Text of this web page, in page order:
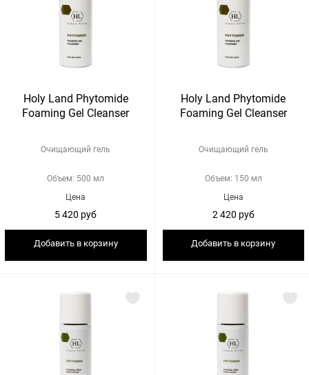
120
Holy Land Phytomide
Foaming Gel Cleanser
Очищающий гель
Объем: 500 мл
Цена
5 420 руб
Добавить в корзину
Holy Land Phytomide
Foaming Gel Cleanser
Очищающий гель
Объем: 150 мл
Цена
2 420 руб
Добавить в корзину